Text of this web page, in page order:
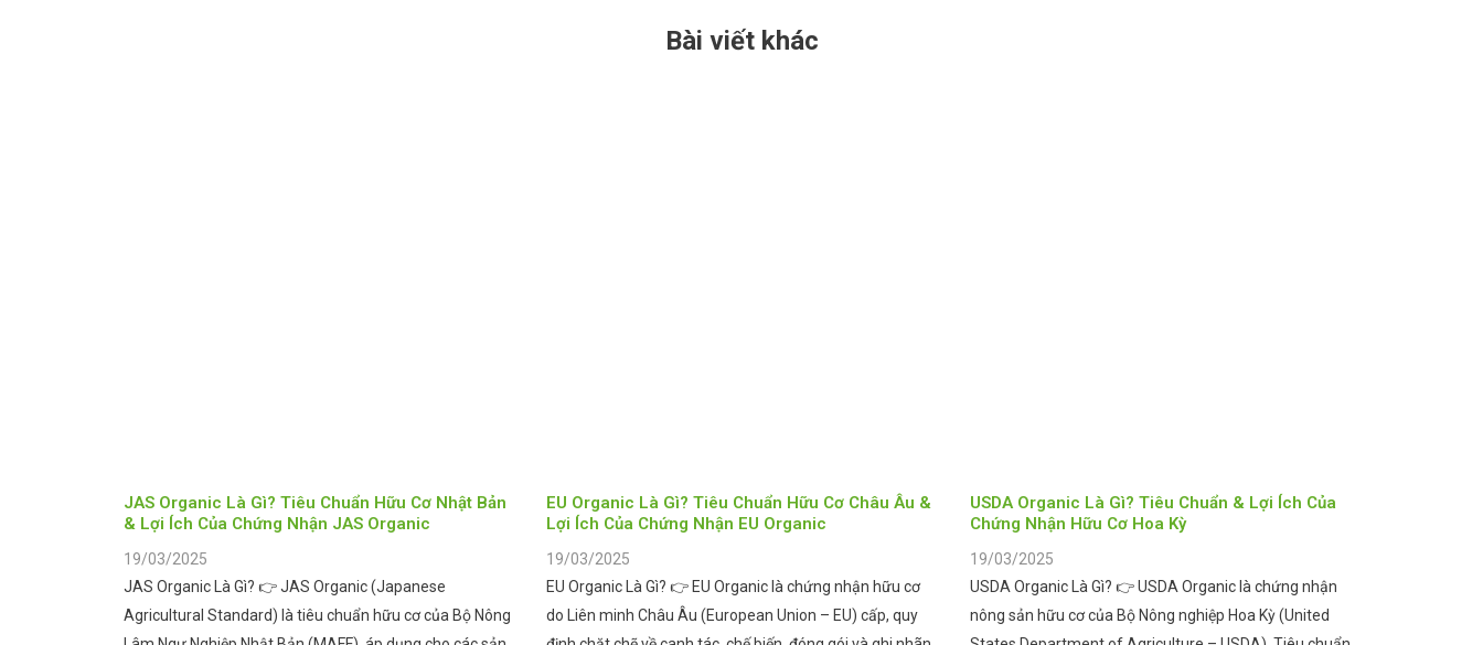
Bài viết khác
JAS Organic Là Gì? Tiêu Chuẩn Hữu Cơ Nhật Bản
& Lợi Ích Của Chứng Nhận JAS Organic
19/03/2025
JAS Organic Là Gì? 👉 JAS Organic (Japanese
Agricultural Standard) là tiêu chuẩn hữu cơ của Bộ Nông
EU Organic Là Gì? Tiêu Chuẩn Hữu Cơ Châu Âu &
Lợi Ích Của Chứng Nhận EU Organic
19/03/2025
EU Organic Là Gì? 👉 EU Organic là chứng nhận hữu cơ
do Liên minh Châu Âu (European Union – EU) cấp, quy
USDA Organic Là Gì? Tiêu Chuẩn & Lợi Ích Của
Chứng Nhận Hữu Cơ Hoa Kỳ
19/03/2025
USDA Organic Là Gì? 👉 USDA Organic là chứng nhận
nông sản hữu cơ của Bộ Nông nghiệp Hoa Kỳ (United